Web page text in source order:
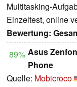
Multitasking-
Einzeltest, online
Bewertung:
89% Asus
Phone
Quelle: Mobicroco